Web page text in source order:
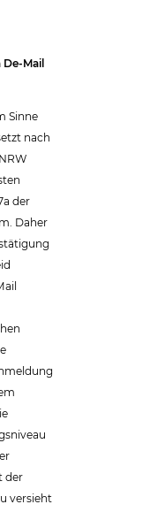
Mail
Sinne
nach
der
Daher
der
versieht